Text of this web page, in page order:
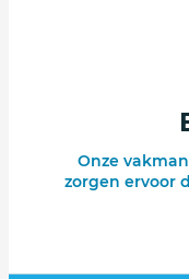
Onze
zorgen ervoor